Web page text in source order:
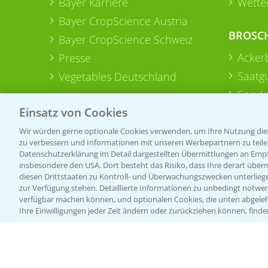
Bayer CropScience Austria
Bayer CropScience Schweiz
Presse
Vegetables Deutschland
Einsatz von Cookies
Wir würden gerne optionale Cookies verwenden, um Ihre Nutzung
zu verbessern und Informationen mit unseren Werbepartnern zu
Datenschutzerklärung im Detail dargestellten Übermittlungen an
insbesondere den USA. Dort besteht das Risiko, dass Ihre derart
diesen Drittstaaten zu Kontroll- und Überwachungszwecken
zur Verfügung stehen. Detaillierte Informationen zu unbedingt
verfügbar machen können, und optionalen Cookies, die unten
Ihre Einwilligungen jeder Zeit ändern oder zurückziehen können,